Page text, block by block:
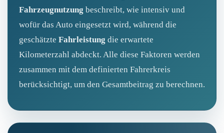
Fahrzeugnutzung beschreibt, wie intensiv und
wofür das Auto eingesetzt wird, während die
geschätzte Fahrleistung die erwartete
Kilometerzahl abdeckt. Alle diese Faktoren werden
zusammen mit dem definierten Fahrerkreis
berücksichtigt, um den Gesamtbeitrag zu berechnen.